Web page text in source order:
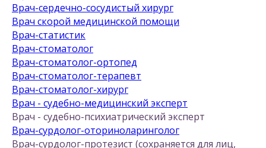
Врач-сердечно-сосудистый хирург
Врач скорой медицинской помощи
Врач-статистик
Врач-стоматолог
Врач-стоматолог-ортопед
Врач-стоматолог-терапевт
Врач-стоматолог-хирург
Врач - судебно-медицинский эксперт
Врач - судебно-психиатрический эксперт
Врач-сурдолог-оториноларинголог
Врач-сурдолог-протезист (сохраняется для лиц,